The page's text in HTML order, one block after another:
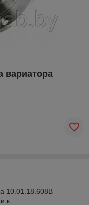
вариатора
10.01.18.608В
к